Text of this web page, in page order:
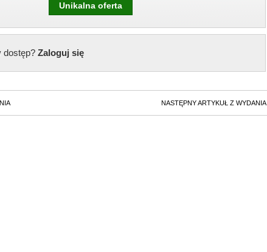
Unikalna oferta
dostęp?Zaloguj się
NASTĘPNY ARTYKUŁ Z WYDANIA